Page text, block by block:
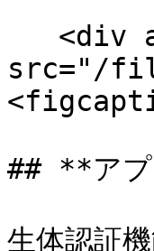
src="/
## **アプ
生体認証